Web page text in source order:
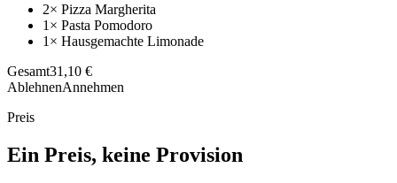
2× Pizza Margherita
1× Pasta Pomodoro
1× Hausgemachte Limonade
Gesamt31,10 €
AblehnenAnnehmen
Preis
Ein Preis, keine Provision